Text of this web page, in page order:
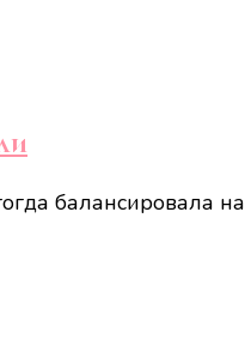
балансировала